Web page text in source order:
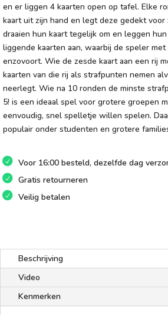
en er liggen 4 kaarten open op tafel. Elke
kaart uit zijn hand en legt deze gedekt voor
draaien hun kaart tegelijk om en leggen
liggende kaarten aan, waarbij de speler
enzovoort. Wie de zesde kaart aan een rij
kaarten van die rij als strafpunten nemen
neerlegt. Wie na 10 ronden de minste
5! is een ideaal spel voor grotere groepen
eenvoudig, snel spelletje willen spelen.
populair onder studenten en grotere
Voor 16:00 besteld, dezelfde dag
Gratis retourneren
Veilig betalen
Beschrijving
Video
Kenmerken